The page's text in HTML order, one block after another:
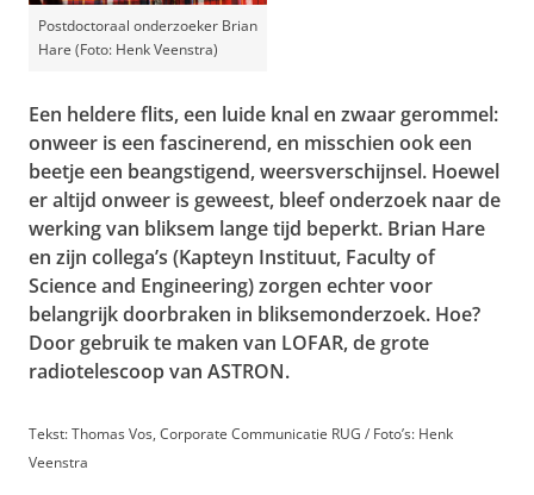
Postdoctoraal onderzoeker Brian
Hare (Foto: Henk Veenstra)
Een heldere flits, een luide knal en zwaar gerommel:
onweer is een fascinerend, en misschien ook een
beetje een beangstigend, weersverschijnsel. Hoewel
er altijd onweer is geweest, bleef onderzoek naar de
werking van bliksem lange tijd beperkt. Brian Hare
en zijn collega’s (Kapteyn Instituut, Faculty of
Science and Engineering) zorgen echter voor
belangrijk doorbraken in bliksemonderzoek. Hoe?
Door gebruik te maken van LOFAR, de grote
radiotelescoop van ASTRON.
Tekst: Thomas Vos, Corporate Communicatie RUG / Foto’s: Henk
Veenstra